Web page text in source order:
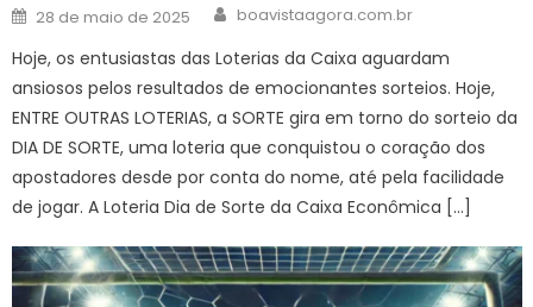
Posted
on
28 de maio de 2025 Author
boavistaagora.com.br
Hoje, os entusiastas das Loterias da Caixa aguardam
ansiosos pelos resultados de emocionantes sorteios. Hoje,
ENTRE OUTRAS LOTERIAS, a SORTE gira em torno do sorteio da
DIA DE SORTE, uma loteria que conquistou o coração dos
apostadores desde por conta do nome, até pela facilidade
de jogar. A Loteria Dia de Sorte da Caixa Econômica […]